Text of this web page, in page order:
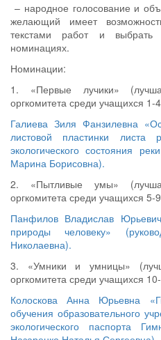
– народное голосование и
желающий имеет
текстами работ и
номинациях.
Номинации:
1. «Первые лучики»
оргкомитета среди учащихся 1-
Галиева Зиля Фанзилевна
листовой пластинки листа
экологического состояния
Марина Борисовна).
2. «Пытливые умы»
оргкомитета среди учащихся 5-
Панфилов Владислав
природы человеку»
Николаевна).
3. «Умники и умницы»
оргкомитета среди учащихся
Колоскова Анна Юрьевна
обучения образовательного
экологического паспорта